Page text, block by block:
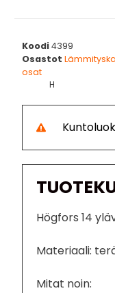
Koodi4399
Osastot
osat
H
Högfors 14
Materiaali:
Mitat noin: